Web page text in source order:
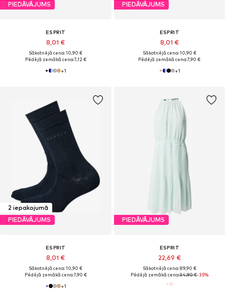
PIEDĀVĀJUMS
ESPRIT
8,01 €
Sākotnējā cena: 10,90 €
Pēdējā zemākā cena:7,12 €
+1
PIEDĀVĀJUMS
ESPRIT
8,01 €
Sākotnējā cena: 10,90 €
Pēdējā zemākā cena:7,90 €
+1
2 iepakojumā
PIEDĀVĀJUMS
ESPRIT
8,01 €
Sākotnējā cena: 10,90 €
Pēdējā zemākā cena:7,90 €
+1
PIEDĀVĀJUMS
ESPRIT
22,69 €
Sākotnējā cena: 89,90 €
Pēdējā zemākā cena:34,90 €-35%